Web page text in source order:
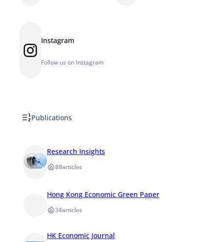
Instagram Instagram
Follow us on Instagram
Publications
Research Insights
88articles
Hong Kong Economic Green Paper
34articles
HK Economic Journal